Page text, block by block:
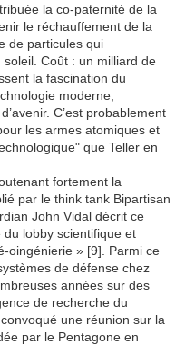
la co-paternité de la
le réchauffement de la
de particules qui
Coût : un milliard de
la fascination du
moderne,
C’est probablement
les armes atomiques et
que Teller en
fortement la
par le think tank Bipartisan
John Vidal décrit ce
lobby scientifique et
oingénierie » [9]. Parmi ce
de défense chez
années sur des
de recherche du
une réunion sur la
par le Pentagone en